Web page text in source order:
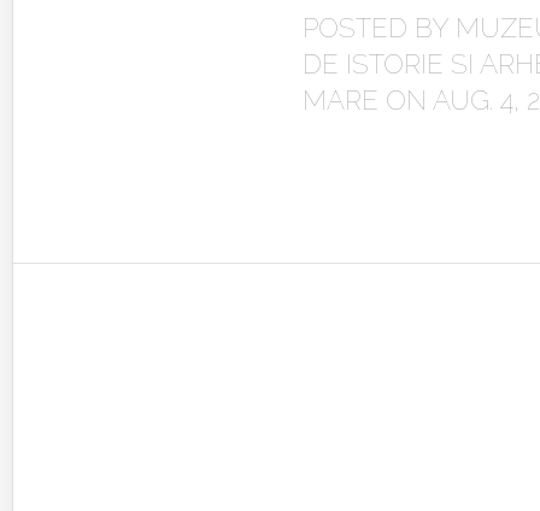
POSTED BY
DE ISTORIE SI
MARE ON AUG. 4,